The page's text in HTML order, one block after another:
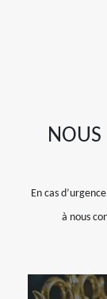
NOUS
En cas
à nous